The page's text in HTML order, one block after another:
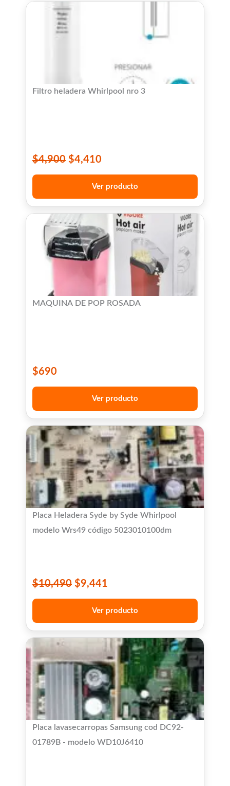
Filtro heladera Whirlpool nro 3
$4,900 $4,410
Ver producto
MAQUINA DE POP ROSADA
$690
Ver producto
Placa Heladera Syde by Syde Whirlpool
modelo Wrs49 código 5023010100dm
$10,490 $9,441
Ver producto
Placa lavasecarropas Samsung cod DC92-
01789B - modelo WD10J6410